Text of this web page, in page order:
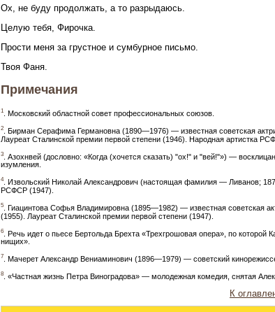
Ох, не буду продолжать, а то разрыдаюсь.
Целую тебя, Фирочка.
Прости меня за грустное и сумбурное письмо.
Твоя Фаня.
Примечания
1 . Московский областной совет профессиональных союзов.
2
. Бирман Серафима Германовна (1890—1976) — известная советская
Лауреат Сталинской премии первой степени (1946). Народная артистка
3
. Азохнвей (дословно: «Когда (хочется сказать) "ох!" и "вей!"») —
изумления.
4. Извольский Николай Александрович (настоящая фамилия — Ливанов;
РСФСР (1947).
5
. Гиацинтова Софья Владимировна (1895—1982) — известная советская
(1955). Лауреат Сталинской премии первой степени (1947).
6
. Речь идет о пьесе Бертольда Брехта «Трехгрошовая опера», по
нищих».
7 . Мачерет Александр Вениаминович (1896—1979) — советский
8 . «Частная жизнь Петра Виноградова» — молодежная комедия, снятая
К